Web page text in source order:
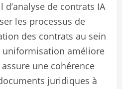
d’analyse de contrats IA
les processus de
des contrats au sein
uniformisation améliore
une cohérence
juridiques à